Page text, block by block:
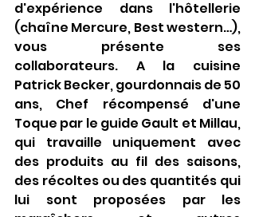
d'expérience dans l'hôtellerie
(chaîne Mercure, Best western…),
vous présente ses
collaborateurs. A la cuisine
Patrick Becker, gourdonnais de 50
ans, Chef récompensé d'une
Toque par le guide Gault et Millau,
qui travaille uniquement avec
des produits au fil des saisons,
des récoltes ou des quantités qui
lui sont proposées par les